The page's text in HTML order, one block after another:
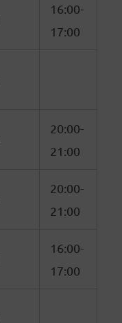
16:00-
17:00
20:00-
21:00
20:00-
21:00
16:00-
17:00